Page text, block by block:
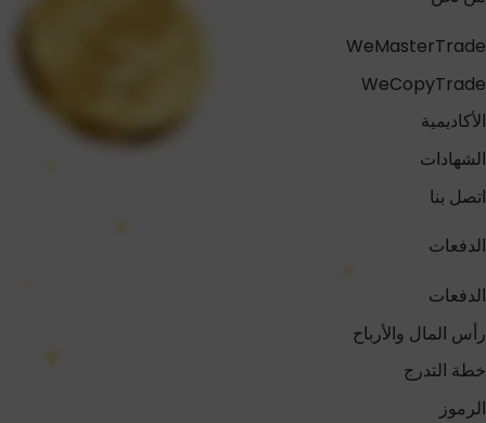
WeMasterTrade
WeCopyTrade
الأكاديمية
الشهادات
اتصل بنا
الدفعات
الدفعات
رأس المال والأرباح
خطة التدرج
الرموز